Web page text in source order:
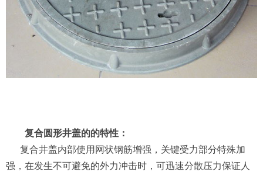
复合圆形井盖的的特性：
复合井盖内部使用网状钢筋增强，关键受力部分特殊加
强，在发生不可避免的外力冲击时，可迅速分散压力保证人